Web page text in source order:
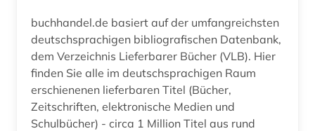
buchhandel.de basiert auf der umfangreichsten
deutschsprachigen bibliografischen Datenbank,
dem Verzeichnis Lieferbarer Bücher (VLB). Hier
finden Sie alle im deutschsprachigen Raum
erschienenen lieferbaren Titel (Bücher,
Zeitschriften, elektronische Medien und
Schulbücher) - circa 1 Million Titel aus rund